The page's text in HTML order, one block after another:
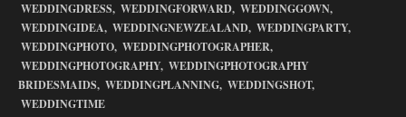
WEDDINGDRESS, WEDDINGFORWARD, WEDDINGGOWN,
WEDDINGIDEA, WEDDINGNEWZEALAND, WEDDINGPARTY,
WEDDINGPHOTO, WEDDINGPHOTOGRAPHER,
WEDDINGPHOTOGRAPHY, WEDDINGPHOTOGRAPHY
BRIDESMAIDS, WEDDINGPLANNING, WEDDINGSHOT,
WEDDINGTIME